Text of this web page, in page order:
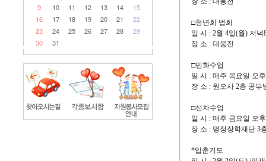
9
10 11 12 13 14
15
16
17 18 19 20 21
22
23
24 25 26 27 28
29
30
31
□청년회 법회
일 시 : 2월 4일(월) 저녁
장 소 : 대웅전
□민화수업
일 시 : 매주 목요일 오
장 소 : 원오사 2층 공부
□선차수업
일 시 : 매주 금요일 오
장 소 : 명정장학재단 3
*입춘기도